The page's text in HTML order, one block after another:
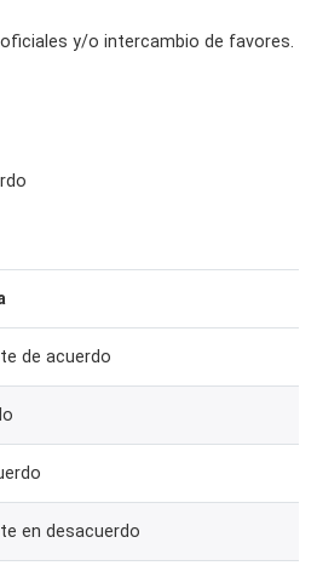
y/o intercambio de favores.
de acuerdo
en desacuerdo